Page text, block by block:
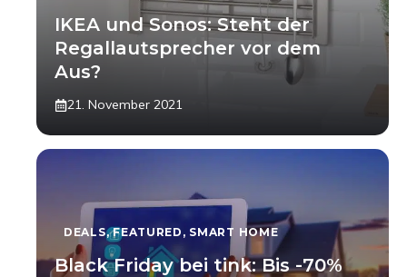
IKEA und Sonos: Steht der
Regallautsprecher vor dem
Aus?
21. November 2021
DEALS,FEATURED , SMART HOME
Black Friday bei tink: Bis -70%